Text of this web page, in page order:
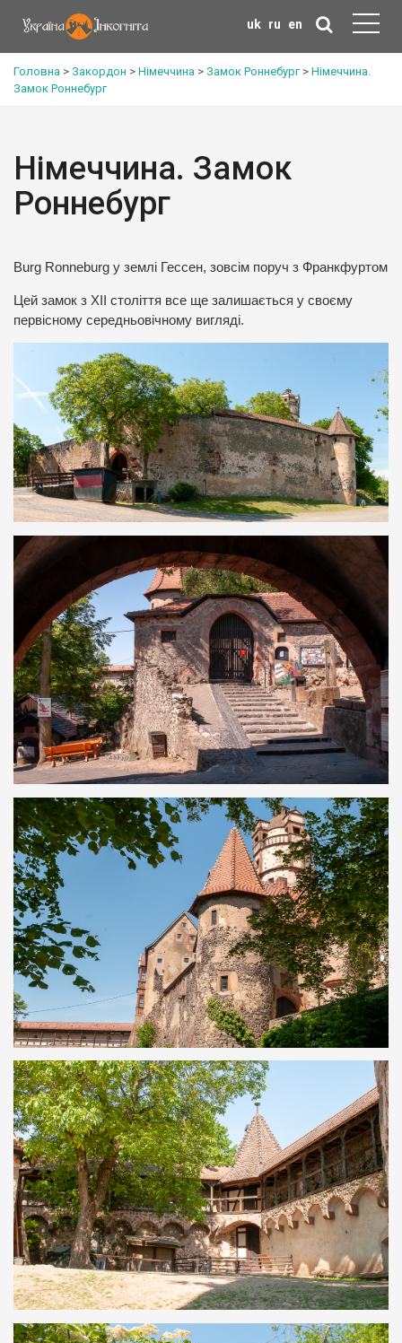
uk ru en
Головна > Закордон > Німеччина > Замок Роннебург> Німеччина.
Замок Роннебург
Німеччина. Замок
Роннебург
Burg Ronneburg у землі Гессен, зовсім поруч з Франкфуртом
Цей замок з XII століття все ще залишається у своєму
первісному середньовічному вигляді.